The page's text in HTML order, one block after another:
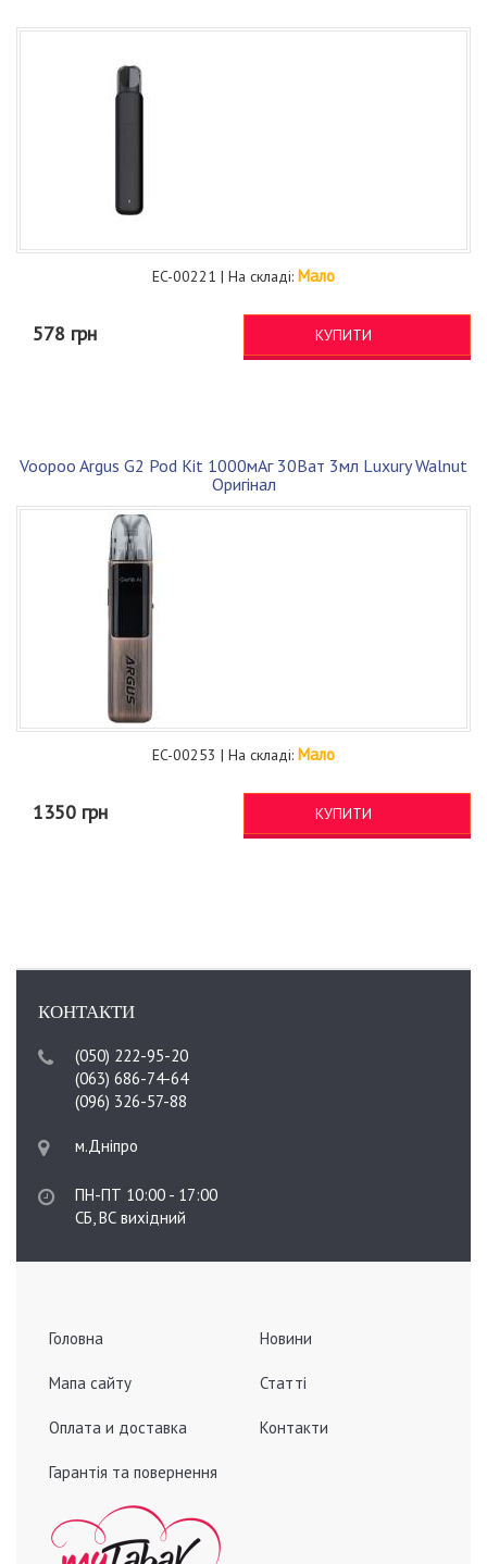
EC-00221 | На складі: Мало
578 грн КУПИТИ
Voopoo Argus G2 Pod Kit 1000мАг 30Ват 3мл Luxury Walnut
Оригінал
EC-00253 | На складі: Мало
1350 грн КУПИТИ
КОНТАКТИ
(050) 222-95-20
(063) 686-74-64
(096) 326-57-88
м.Дніпро
ПН-ПТ 10:00 - 17:00
СБ, ВС вихідний
Головна
Мапа сайту
Оплата и доставка
Гарантія та повернення
Новини
Статті
Контакти